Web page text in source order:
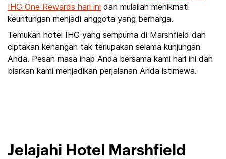
IHG One Rewards hari ini dan mulailah menikmati
keuntungan menjadi anggota yang berharga.
Temukan hotel IHG yang sempurna di Marshfield dan
ciptakan kenangan tak terlupakan selama kunjungan
Anda. Pesan masa inap Anda bersama kami hari ini dan
biarkan kami menjadikan perjalanan Anda istimewa.
Jelajahi Hotel Marshfield